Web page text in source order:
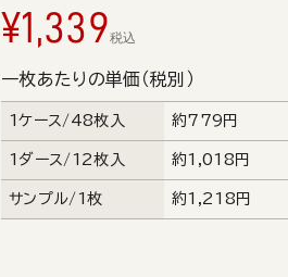
¥1,339税込
一枚あたりの単価（税別）
1ケース/48枚入 約779円
1ダース/12枚入 約1,018円
サンプル/1枚 約1,218円